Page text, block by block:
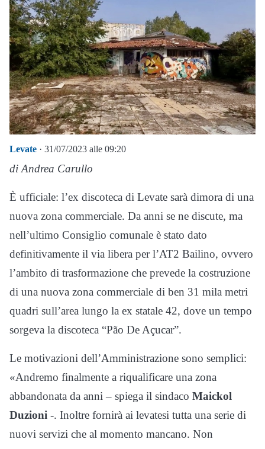
Levate · 31/07/2023 alle 09:20
di Andrea Carullo
È ufficiale: l’ex discoteca di Levate sarà dimora di una
nuova zona commerciale. Da anni se ne discute, ma
nell’ultimo Consiglio comunale è stato dato
definitivamente il via libera per l’AT2 Bailino, ovvero
l’ambito di trasformazione che prevede la costruzione
di una nuova zona commerciale di ben 31 mila metri
quadri sull’area lungo la ex statale 42, dove un tempo
sorgeva la discoteca “Pão De Açucar”.
Le motivazioni dell’Amministrazione sono semplici:
«Andremo finalmente a riqualificare una zona
abbandonata da anni – spiega il sindaco Maickol
Duzioni -. Inoltre fornirà ai levatesi tutta una serie di
nuovi servizi che al momento mancano. Non